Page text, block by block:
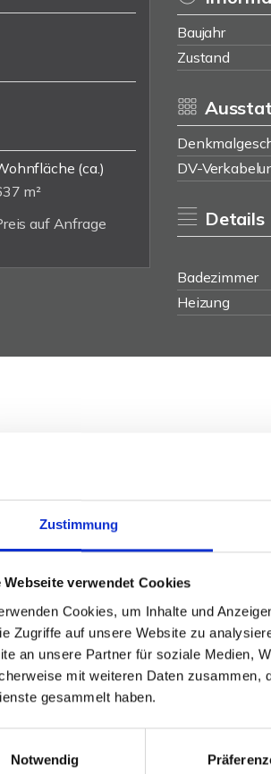
Zustimmung
Webseite verwendet Cookies
Cookies, um Inhalte und
Zugriffe auf unsere Website zu
an unsere Partner für soziale Medien,
mit weiteren Daten zusammen,
gesammelt haben.
Notwendig
(ca.)
m²
auf Anfrage
Baujahr
Zustand
DV-
Details
Badezimmer
Heizung
aus dem Jahre 1882 bietet
zudem noch für attraktive
renovierte Haupthaus besticht
von ca. 340 qm alles, was das
Garten sind nur einige Beispiele.
Anwesen, die für attraktive
Bilder, Grundrisse)